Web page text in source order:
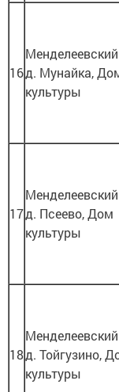
16д. Мунайка,
культуры
17д. Псеево, Дом
культуры
18д. Тойгузино,
культуры